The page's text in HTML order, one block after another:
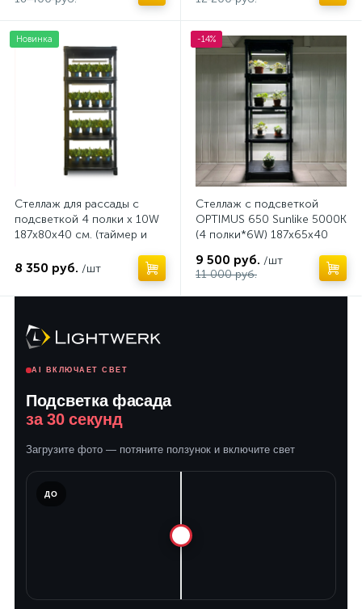
Новинка
Стеллаж для рассады с
подсветкой 4 полки х 10W
187х80х40 см. (таймер и
8 350 руб. /шт
-14%
Стеллаж с подсветкой
OPTIMUS 650 Sunlike 5000K
(4 полки*6W) 187х65х40
9 500 руб. /шт
11 000 руб.
AI ВКЛЮЧАЕТ СВЕТ
Подсветка фасада
за 30 секунд
Загрузите фото — потяните ползунок и включите свет
ДО